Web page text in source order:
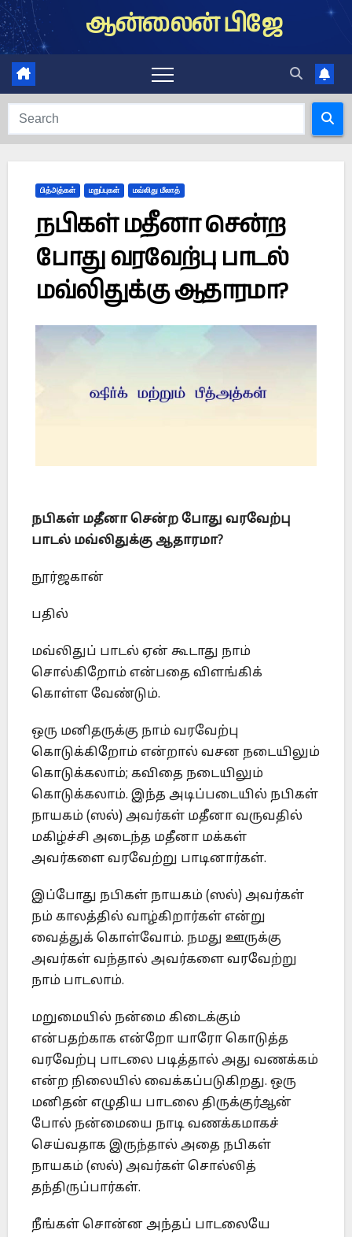
Skip
to
content
ஆன்லைன் பிஜே
பித்அத்கள் மறுப்புகள் மவ்லிது மீலாத்
நபிகள் மதீனா சென்ற
போது வரவேற்பு பாடல்
மவ்லிதுக்கு ஆதாரமா?
நபிகள் மதீனா சென்ற போது வரவேற்பு
பாடல் மவ்லிதுக்கு ஆதாரமா?
நூர்ஜகான்
பதில்
மவ்லிதுப் பாடல் ஏன் கூடாது நாம்
சொல்கிறோம் என்பதை விளங்கிக்
கொள்ள வேண்டும்.
ஒரு மனிதருக்கு நாம் வரவேற்பு
கொடுக்கிறோம் என்றால் வசன நடையிலும்
கொடுக்கலாம்; கவிதை நடையிலும்
கொடுக்கலாம். இந்த அடிப்படையில் நபிகள்
நாயகம் (ஸல்) அவர்கள் மதீனா வருவதில்
மகிழ்ச்சி அடைந்த மதீனா மக்கள்
அவர்களை வரவேற்று பாடினார்கள்.
இப்போது நபிகள் நாயகம் (ஸல்) அவர்கள்
நம் காலத்தில் வாழ்கிறார்கள் என்று
வைத்துக் கொள்வோம். நமது ஊருக்கு
அவர்கள் வந்தால் அவர்களை வரவேற்று
நாம் பாடலாம்.
மறுமையில் நன்மை கிடைக்கும்
என்பதற்காக என்றோ யாரோ கொடுத்த
வரவேற்பு பாடலை படித்தால் அது வணக்கம்
என்ற நிலையில் வைக்கப்படுகிறது. ஒரு
மனிதன் எழுதிய பாடலை திருக்குர்ஆன்
போல் நன்மையை நாடி வணக்கமாகச்
செய்வதாக இருந்தால் அதை நபிகள்
நாயகம் (ஸல்) அவர்கள் சொல்லித்
தந்திருப்பார்கள்.
நீங்கள் சொன்ன அந்தப் பாடலையே